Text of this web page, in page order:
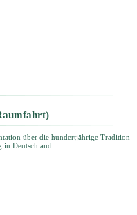
über die hundertjährige Tradition
Deutschland...